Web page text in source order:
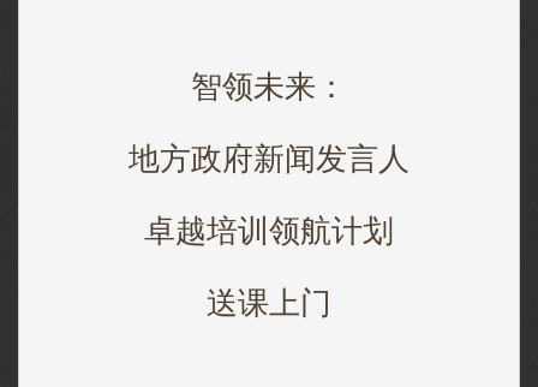
智领未来：
地方政府新闻发言人
卓越培训领航计划
送课上门